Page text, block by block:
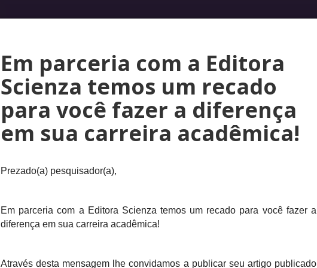
Em parceria com a Editora
Scienza temos um recado
para você fazer a diferença
em sua carreira acadêmica!
Prezado(a) pesquisador(a),
Em parceria com a Editora Scienza temos um recado para você fazer a
diferença em sua carreira acadêmica!
Através desta mensagem lhe convidamos a publicar seu artigo publicado